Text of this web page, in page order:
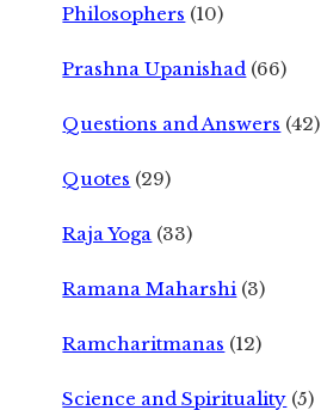
Philosophers (10)
Prashna Upanishad (66)
Questions and Answers (42)
Quotes (29)
Raja Yoga (33)
Ramana Maharshi (3)
Ramcharitmanas (12)
Science and Spirituality (5)